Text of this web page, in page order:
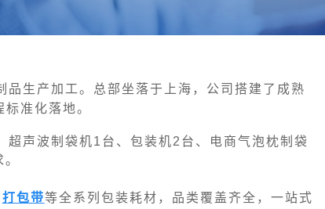
生产加工。总部坐落于上海，公司搭建了成熟
准化落地。
声波制袋机1台、包装机2台、电商气泡枕制袋
打包带等全系列包装耗材，品类覆盖齐全，一站式